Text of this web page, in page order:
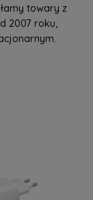
towary z
2007 roku,